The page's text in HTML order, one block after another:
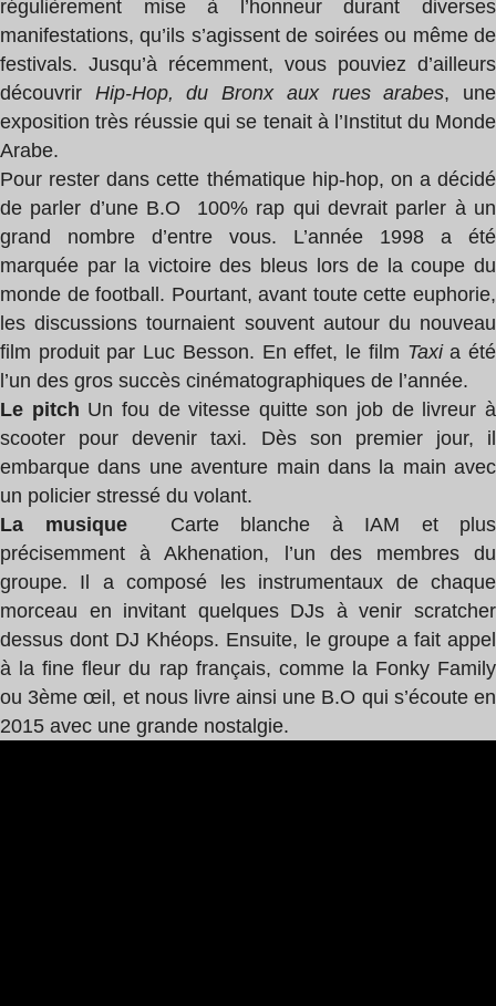
régulièrement mise à l’honneur durant diverses
manifestations, qu’ils s’agissent de soirées ou même de
festivals. Jusqu’à récemment, vous pouviez d’ailleurs
découvrir Hip-Hop, du Bronx aux rues arabes, une
exposition très réussie qui se tenait à l’Institut du Monde
Arabe.
Pour rester dans cette thématique hip-hop, on a décidé
de parler d’une B.O 100% rap qui devrait parler à un
grand nombre d’entre vous. L’année 1998 a été
marquée par la victoire des bleus lors de la coupe du
monde de football. Pourtant, avant toute cette euphorie,
les discussions tournaient souvent autour du nouveau
film produit par Luc Besson. En effet, le film Taxia été
l’un des gros succès cinématographiques de l’année.
Le pitch Un fou de vitesse quitte son job de livreur à
scooter pour devenir taxi. Dès son premier jour, il
embarque dans une aventure main dans la main avec
un policier stressé du volant.
La musique
Carte blanche à IAM et plus
précisemment à Akhenation, l’un des membres du
groupe. Il a composé les instrumentaux de chaque
morceau en invitant quelques DJs à venir scratcher
dessus dont DJ Khéops. Ensuite, le groupe a fait appel
à la fine fleur du rap français, comme la Fonky Family
ou 3ème œil, et nous livre ainsi une B.O qui s’écoute en
2015 avec une grande nostalgie.